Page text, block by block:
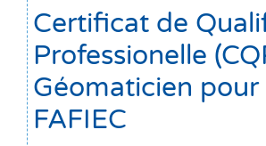
Certificat de
Professionelle
Géomaticien pour
FAFIEC